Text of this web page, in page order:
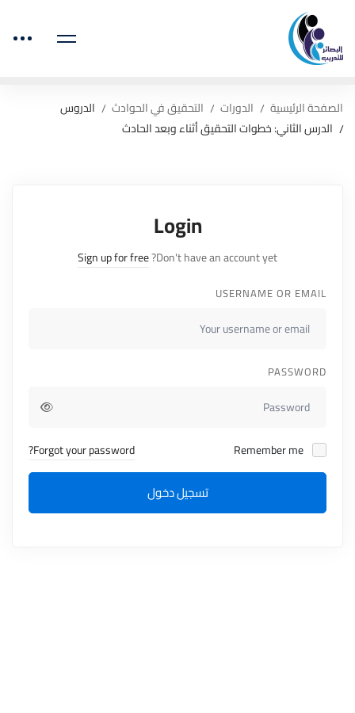
الصفحة الرئيسية الدورات التحقيق في الحوادث
الدروس
الدرس الثاني: خطوات التحقيق أثناء وبعد الحادث
Login
Don't have an account yet?
Sign up for free
USERNAME OR EMAIL
PASSWORD
Forgot your password?
تسجيل دخول